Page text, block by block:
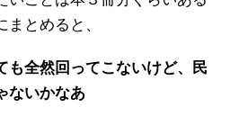
とめると、
も全然回ってこないけど、民
ないかなあ